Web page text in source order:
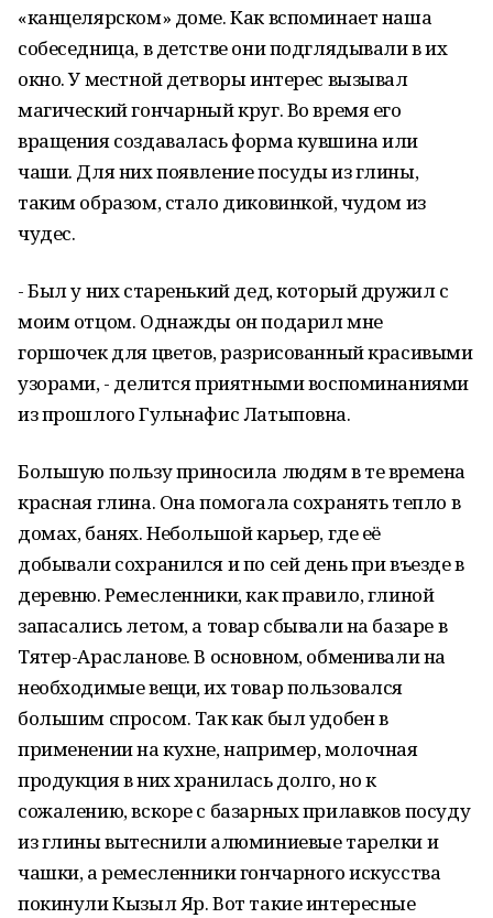
«канцелярском» доме. Как вспоминает наша
собеседница, в детстве они подглядывали в их
окно. У местной детворы интерес вызывал
магический гончарный круг. Во время его
вращения создавалась форма кувшина или
чаши. Для них появление посуды из глины,
таким образом, стало диковинкой, чудом из
чудес.
- Был у них старенький дед, который дружил с
моим отцом. Однажды он подарил мне
горшочек для цветов, разрисованный красивыми
узорами, - делится приятными воспоминаниями
из прошлого Гульнафис Латыповна.
Большую пользу приносила людям в те времена
красная глина. Она помогала сохранять тепло в
домах, банях. Небольшой карьер, где её
добывали сохранился и по сей день при въезде в
деревню. Ремесленники, как правило, глиной
запасались летом, а товар сбывали на базаре в
Тятер-Арасланове. В основном, обменивали на
необходимые вещи, их товар пользовался
большим спросом. Так как был удобен в
применении на кухне, например, молочная
продукция в них хранилась долго, но к
сожалению, вскоре с базарных прилавков посуду
из глины вытеснили алюминиевые тарелки и
чашки, а ремесленники гончарного искусства
покинули Кызыл Яр. Вот такие интересные